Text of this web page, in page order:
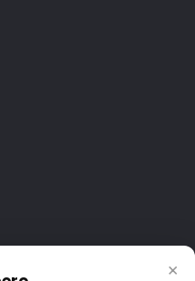
×